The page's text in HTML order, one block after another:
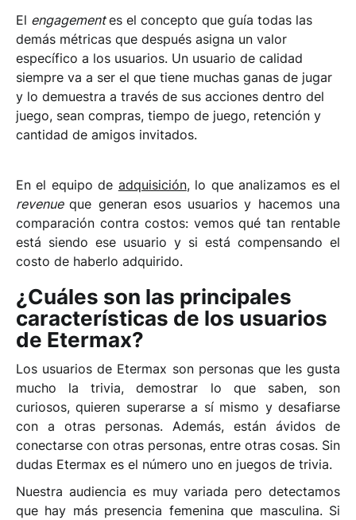
El engagementes el concepto que guía todas las
demás métricas que después asigna un valor
específico a los usuarios. Un usuario de calidad
siempre va a ser el que tiene muchas ganas de jugar
y lo demuestra a través de sus acciones dentro del
juego, sean compras, tiempo de juego, retención y
cantidad de amigos invitados.
En el equipo de adquisición, lo que analizamos es el
revenueque generan esos usuarios y hacemos una
comparación contra costos: vemos qué tan rentable
está siendo ese usuario y si está compensando el
costo de haberlo adquirido.
¿Cuáles son las principales
características de los usuarios
de Etermax?
Los usuarios de Etermax son personas que les gusta
mucho la trivia, demostrar lo que saben, son
curiosos, quieren superarse a sí mismo y desafiarse
con a otras personas. Además, están ávidos de
conectarse con otras personas, entre otras cosas. Sin
dudas Etermax es el número uno en juegos de trivia.
Nuestra audiencia es muy variada pero detectamos
que hay más presencia femenina que masculina. Si